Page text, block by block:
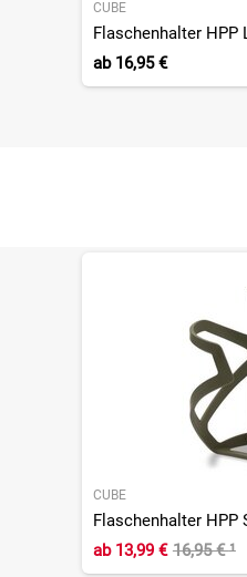
CUBE
ab16,95 €
CUBE
Flaschenhalter HPP
ab13,99 € 16,95 €¹